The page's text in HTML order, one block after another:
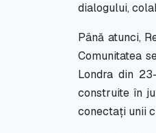
dialogului,
Până atunci,
Comunitatea
Londra din
construite în
conectați unii